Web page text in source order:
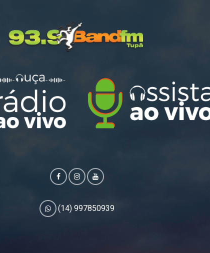
(14) 997850939